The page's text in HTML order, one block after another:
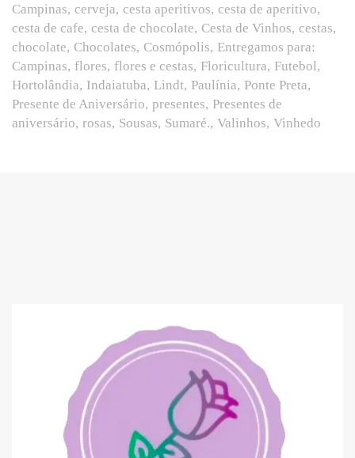
Campinas cerveja cesta aperitivos cesta de aperitivo
cesta de cafe cesta de chocolate Cesta de Vinhos cestas
chocolate Chocolates Cosmópolis Entregamos para:
Campinas flores flores e cestas Floricultura Futebol
Hortolândia Indaiatuba Lindt Paulínia Ponte Preta
Presente de Aniversário presentes Presentes de
aniversário rosas Sousas Sumaré. Valinhos Vinhedo